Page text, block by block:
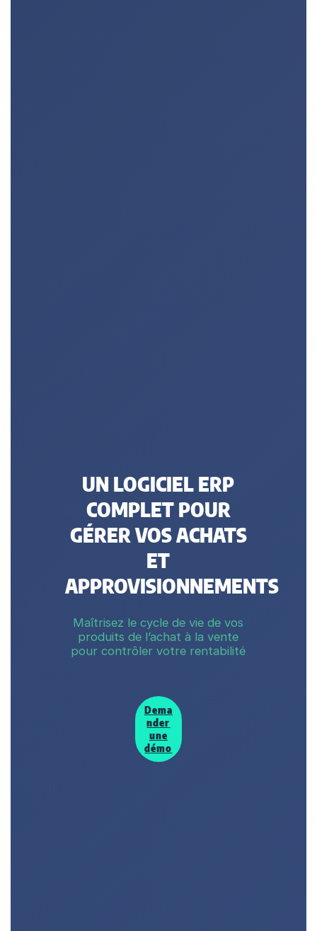
UN LOGICIEL ERP
COMPLET POUR
GÉRER VOS ACHATS
ET
APPROVISIONNEMENTS
Maîtrisez le cycle de vie de vos
produits de l’achat à la vente
pour contrôler votre rentabilité
Dema
nder
une
démo